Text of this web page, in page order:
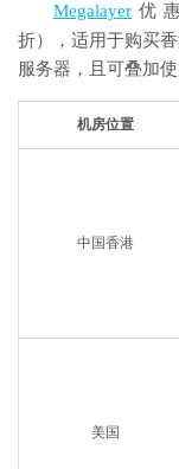
Megalayer 优
折），适用于购买
服务器，且可叠加使
机房位置
中国香港
美国